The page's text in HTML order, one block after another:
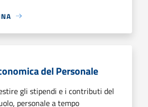
del Personale
gli stipendi e i contributi del
personale a tempo